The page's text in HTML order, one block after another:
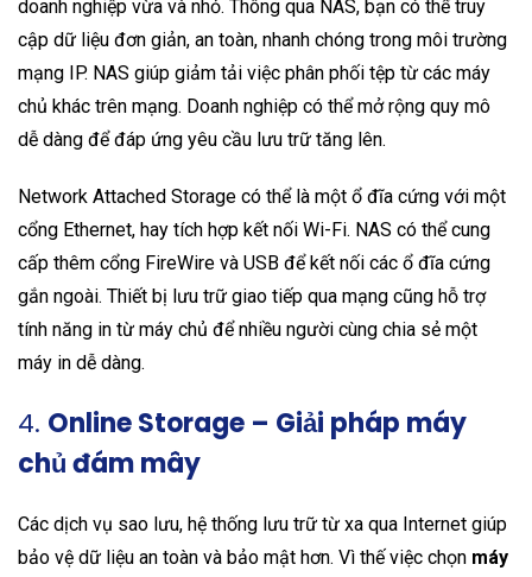
doanh nghiệp vừa và nhỏ. Thông qua NAS, bạn có thể truy
cập dữ liệu đơn giản, an toàn, nhanh chóng trong môi trường
mạng IP. NAS giúp giảm tải việc phân phối tệp từ các máy
chủ khác trên mạng. Doanh nghiệp có thể mở rộng quy mô
dễ dàng để đáp ứng yêu cầu lưu trữ tăng lên.
Network Attached Storage có thể là một ổ đĩa cứng với một
cổng Ethernet, hay tích hợp kết nối Wi-Fi. NAS có thể cung
cấp thêm cổng FireWire và USB để kết nối các ổ đĩa cứng
gắn ngoài. Thiết bị lưu trữ giao tiếp qua mạng cũng hỗ trợ
tính năng in từ máy chủ để nhiều người cùng chia sẻ một
máy in dễ dàng.
4. Online Storage – Giải pháp máy
chủ đám mây
Các dịch vụ sao lưu, hệ thống lưu trữ từ xa qua Internet giúp
bảo vệ dữ liệu an toàn và bảo mật hơn. Vì thế việc chọn máy